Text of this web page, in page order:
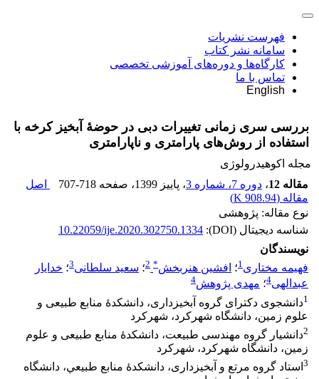
فهرست نشریات
سامانه نشر کتاب
کارگاه‌ها و دوره‌های آموزشی تخصصی
تماس با ما
English
بررسی سری زمانی تغییرات دبی در حوضۀ آبخیز کرخه با
استفاده از روش‌های پارامتری و ناپارامتری
مجله اکوهیدرولوژی
مقاله 12
، دوره 7، شماره 3 ، پاییز 1399 ، صفحه 707-718
اصل
مقاله (908.94 K
)
نوع مقاله: پژوهشی
شناسه دیجیتال (DOI):
10.22059/ije.2020.302750.1334
نویسندگان
فهیمه مختاری1؛ افشین هنربخش*
2؛ سعید سلطانی3؛ خدایار
عبدالهی4؛ مهدی پژوهش4
1دانشجوی دکترای گروه آبخیزداری، دانشکدۀ منابع طبیعی و
علوم زمین، دانشگاه شهرکرد، شهرکرد
2دانشیار گروه مهندسی طبیعت، دانشکدۀ منابع طبیعی و علوم
زمین، دانشگاه شهرکرد، شهرکرد
3 استاد گروه مرتع و آبخیزداری، ﺩﺍﻧﺸﮑﺪۀ ﻣﻨﺎﺑﻊ ﻃﺒﻴﻌﻲ، ﺩﺍﻧﺸﮕﺎﻩ